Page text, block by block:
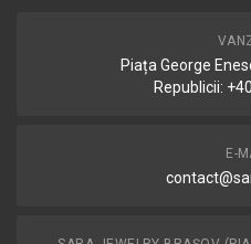
Piața George
Republicii:
E-